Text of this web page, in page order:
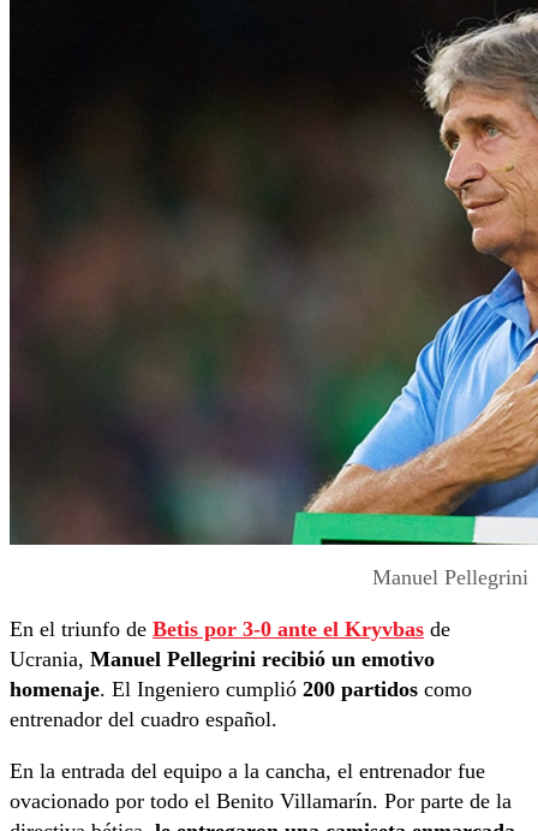
Manuel Pellegrini
En el triunfo de Betis por 3-0 ante el Kryvbas de
Ucrania, Manuel Pellegrini recibió un emotivo
homenaje. El Ingeniero cumplió 200 partidos como
entrenador del cuadro español.
En la entrada del equipo a la cancha, el entrenador fue
ovacionado por todo el Benito Villamarín. Por parte de la